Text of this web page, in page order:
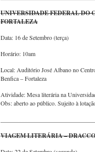
UNIVERSIDADE FEDERAL DO
FORTALEZA
Data: 16 de Setembro (terça)
Horário: 10am
Local: Auditório José Albano no
Benfica – Fortaleza
Atividade: Mesa literária na
Obs: aberto ao público. Sujeito à
VIAGEM LITERÁRIA –